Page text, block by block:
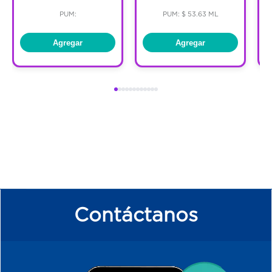
PUM:
Agregar
PUM: $ 53.63 ML
Agregar
Contáctanos